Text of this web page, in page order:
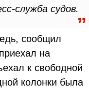
служба судов.
сообщил
на
к свободной
колонки была